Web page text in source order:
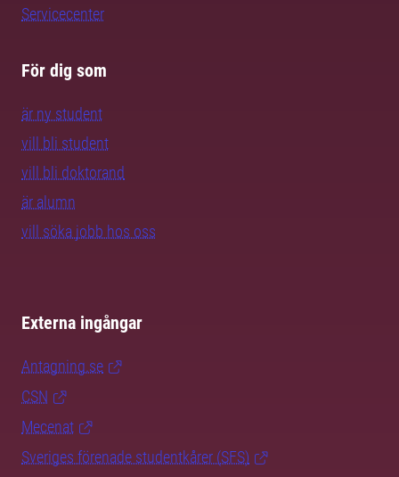
Servicecenter
För dig som
är ny student
vill bli student
vill bli doktorand
är alumn
vill söka jobb hos oss
Externa ingångar
Antagning.se
CSN
Mecenat
Sveriges förenade studentkårer (SFS)